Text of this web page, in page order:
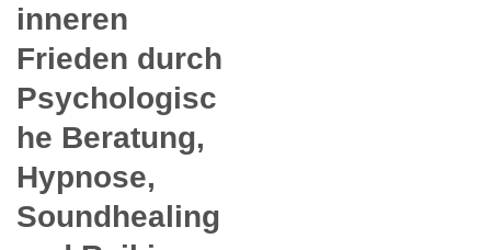
inneren
Frieden durch
Psychologisc
he Beratung,
Hypnose,
Soundhealing